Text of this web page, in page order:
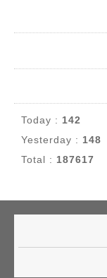
Today : 142
Yesterday : 148
Total : 187617